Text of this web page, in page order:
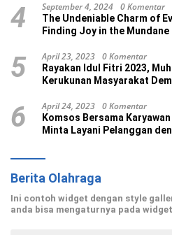
4 September 4, 2024 0 Komentar
The Undeniable Charm of
Finding Joy in the Mundane
5 April 23, 2023 0 Komentar
Rayakan Idul Fitri 2023,
Kerukunan Masyarakat
6 April 24, 2023 0 Komentar
Komsos Bersama
Minta Layani Pelanggan
Berita Olahraga
Ini contoh widget dengan style
anda bisa mengaturnya pada